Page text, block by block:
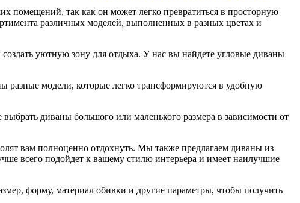
помещений, так как он может легко превратиться в просторную
различных моделей, выполненных в разных цветах и
уютную зону для отдыха. У нас вы найдете угловые диваны
разные модели, которые легко трансформируются в удобную
диваны большого или маленького размера в зависимости от
вам полноценно отдохнуть. Мы также предлагаем диваны из
всего подойдет к вашему стилю интерьера и имеет наилучшие
форму, материал обивки и другие параметры, чтобы получить